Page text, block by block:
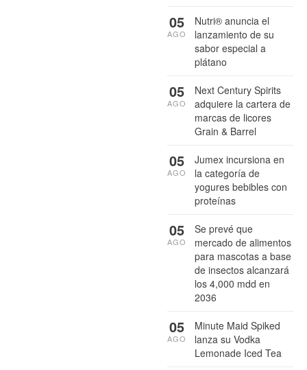
Nutri® anuncia el
lanzamiento de su
sabor especial a
plátano
05
AGO
Next Century Spirits
adquiere la cartera de
marcas de licores
Grain & Barrel
05
AGO
Jumex incursiona en
la categoría de
yogures bebibles con
proteínas
05
AGO
Se prevé que
mercado de alimentos
para mascotas a base
de insectos alcanzará
los 4,000 mdd en
2036
05
AGO
Minute Maid Spiked
lanza su Vodka
Lemonade Iced Tea
05
AGO